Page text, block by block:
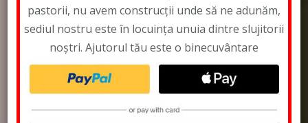
pastorii, nu avem construcții unde să ne adunăm,
sediul nostru este în locuința unuia dintre slujitorii
noștri. Ajutorul tău este o binecuvântare